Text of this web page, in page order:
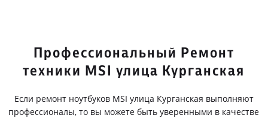
Профессиональный Ремонт
техники MSI улица Курганская
Если ремонт ноутбуков MSI улица Курганская выполняют
профессионалы, то вы можете быть уверенными в качестве